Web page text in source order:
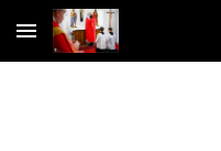
Skip to main content